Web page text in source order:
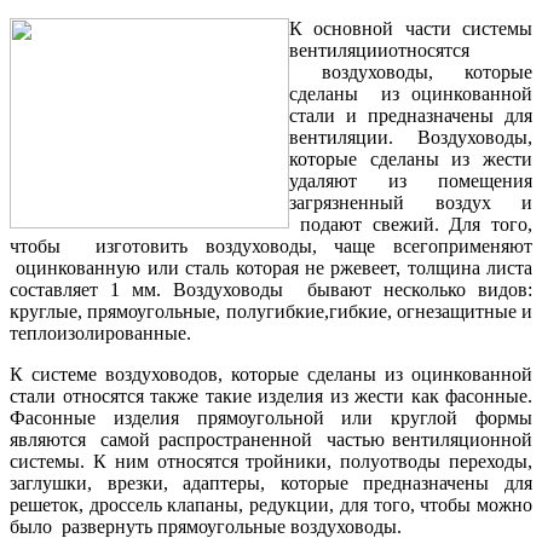
К основной части системы
вентиляцииотносятся
воздуховоды, которые
сделаны из оцинкованной
стали и предназначены для
вентиляции. Воздуховоды,
которые сделаны из жести
удаляют из помещения
загрязненный воздух и
подают свежий. Для того,
чтобы изготовить воздуховоды, чаще всегоприменяют
оцинкованную или сталь которая не ржевеет, толщина листа
составляет 1 мм. Воздуховоды бывают несколько видов:
круглые, прямоугольные, полугибкие,гибкие, огнезащитные и
теплоизолированные.
К системе воздуховодов, которые сделаны из оцинкованной
стали относятся также такие изделия из жести как фасонные.
Фасонные изделия прямоугольной или круглой формы
являются самой распространенной частью вентиляционной
системы. К ним относятся тройники, полуотводы переходы,
заглушки, врезки, адаптеры, которые предназначены для
решеток, дроссель клапаны, редукции, для того, чтобы можно
было развернуть прямоугольные воздуховоды.